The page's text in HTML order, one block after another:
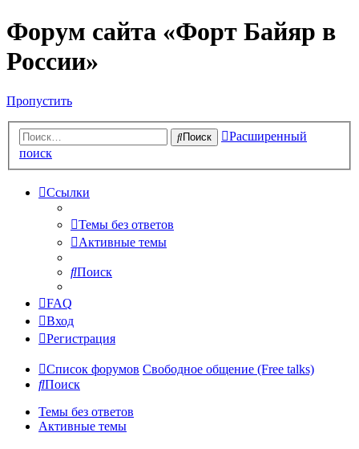
Форум сайта «Форт Байяр в
России»
Пропустить
Поиск
Расширенный
поиск
Ссылки
Темы без ответов
Активные темы
Поиск
FAQ
Вход
Регистрация
Список форумов Свободное общение (Free talks)
Поиск
Темы без ответов
Активные темы